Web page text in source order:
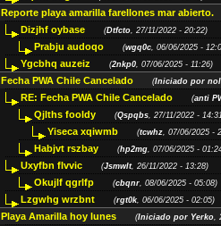
Reporte playa amarilla farellones mar abierto.
Dizjhf oybase (Dtfcto, 27/11/2022 - 20:22)
Prabju audoqo (wgq0c, 06/06/2025 -
Ygcbhq auzeiz (2nkp0, 07/06/2025 - 11:26)
Fecha PWA Chile Cancelado (Iniciado por
RE: Fecha PWA Chile Cancelado (anti
Qjlths fooldy (Qspqbs, 27/11/2022 -
Yiseca xqiwmb (tcwhz, 07/06/2025 -
Habjvt rszbay (hp2mg, 07/06/2025 -
Uxyfbn flvvic (Jsmwlt, 26/11/2022 - 13:28)
Okujlf qgrlfp (cbqnr, 08/06/2025 - 05:08)
Lzgwhg wrzbnt (rgt0k, 06/06/2025 - 02:05)
Playa Amarilla hoy lunes (Iniciado por Yerko,